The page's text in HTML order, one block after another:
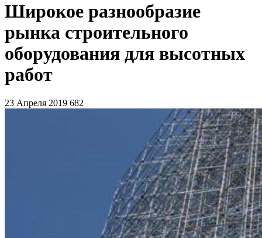
Широкое разнообразие
рынка строительного
оборудования для высотных
работ
23 Апреля 2019 682